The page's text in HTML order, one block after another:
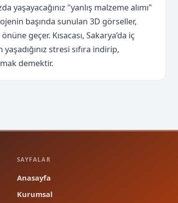
yaşayacağınız "yanlış malzeme alımı"
başında sunulan 3D görseller,
geçer. Kısacası, Sakarya’da iç
stresi sıfıra indirip,
demektir.
SAYFALAR
Anasayfa
Kurumsal